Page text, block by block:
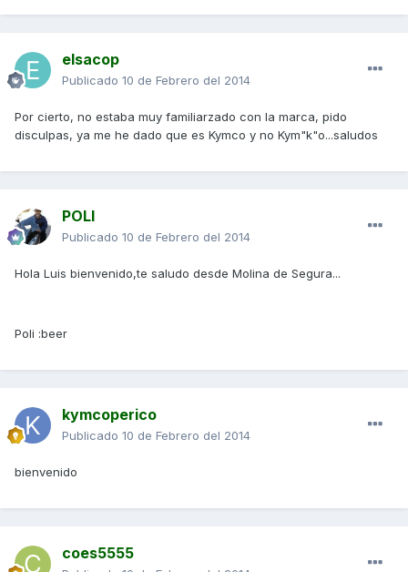
elsacop
Publicado 10 de Febrero del 2014
Por cierto, no estaba muy familiarzado con la marca, pido
disculpas, ya me he dado que es Kymco y no Kym"k"o...saludos
POLI
Publicado 10 de Febrero del 2014
Hola Luis bienvenido,te saludo desde Molina de Segura...
Poli :beer
kymcoperico
Publicado 10 de Febrero del 2014
bienvenido
coes5555